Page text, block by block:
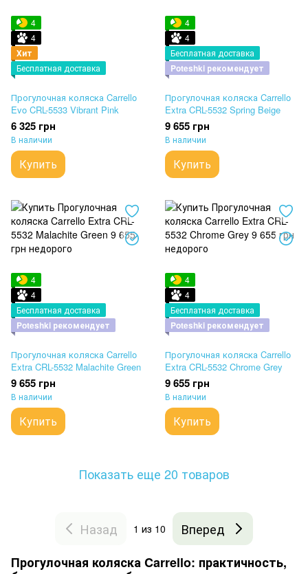
4
4
Хит
Бесплатная доставка
Прогулочная коляска Carrello
Evo CRL-5533 Vibrant Pink
6 325 грн
В наличии
Купить
4
4
Бесплатная доставка
Poteshki рекомендует
Прогулочная коляска Carrello
Extra CRL-5532 Spring Beige
9 655 грн
В наличии
Купить
4
4
Бесплатная доставка
Poteshki рекомендует
Прогулочная коляска Carrello
Extra CRL-5532 Malachite Green
9 655 грн
В наличии
Купить
4
4
Бесплатная доставка
Poteshki рекомендует
Прогулочная коляска Carrello
Extra CRL-5532 Chrome Grey
9 655 грн
В наличии
Купить
Показать еще 20 товаров
Назад 1 из 10
Вперед
Прогулочная коляска Carrello: практичность,